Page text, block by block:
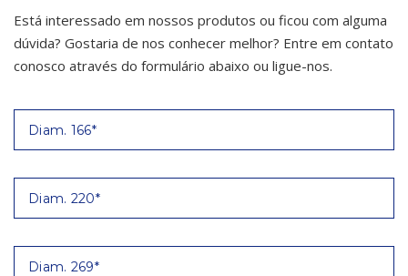
Está interessado em nossos produtos ou ficou com alguma
dúvida? Gostaria de nos conhecer melhor? Entre em contato
conosco através do formulário abaixo ou ligue-nos.